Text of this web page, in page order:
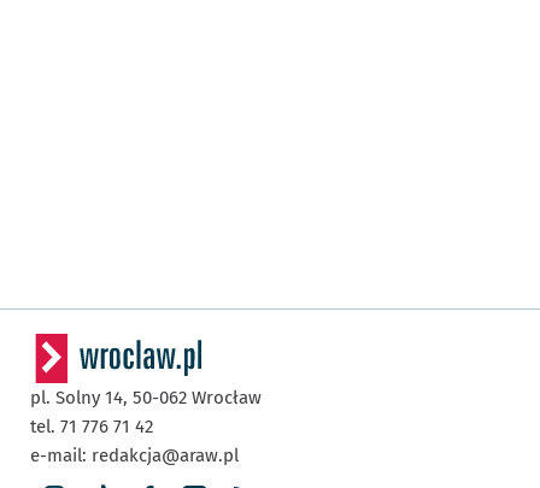
pl. Solny 14, 50-062 Wrocław
tel. 71 776 71 42
e-mail: redakcja@araw.pl